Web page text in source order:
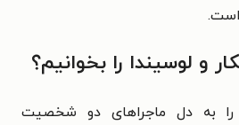
و لوسیندا را بخوانیم؟
را به دل ماجراهای دو شخصیت